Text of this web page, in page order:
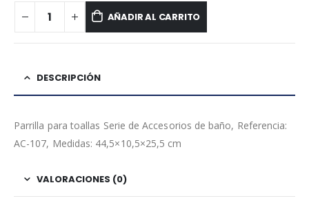
AÑADIR AL CARRITO
DESCRIPCIÓN
Parrilla para toallas Serie de Accesorios de baño, Referencia:
AC-107, Medidas: 44,5×10,5×25,5 cm
VALORACIONES (0)